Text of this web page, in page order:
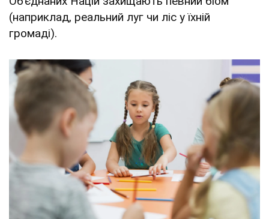
(наприклад, реальний луг чи ліс у їхній
громаді).